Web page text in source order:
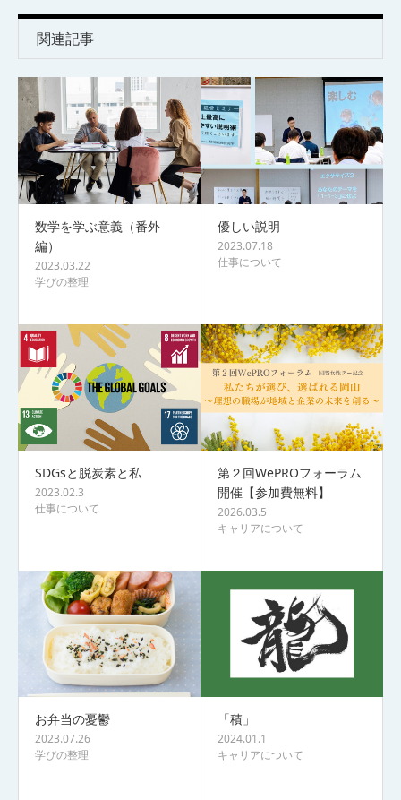
関連記事
数学を学ぶ意義（番外
編）
2023.03.22
学びの整理
優しい説明
2023.07.18
仕事について
SDGsと脱炭素と私
2023.02.3
仕事について
第２回WePROフォーラム
開催【参加費無料】
2026.03.5
キャリアについて
お弁当の憂鬱
2023.07.26
学びの整理
「積」
2024.01.1
キャリアについて